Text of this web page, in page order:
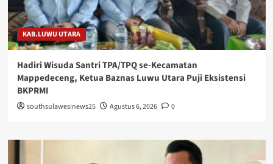
KAB.LUWU UTARA
Hadiri Wisuda Santri TPA/TPQ se-Kecamatan
Mappedeceng, Ketua Baznas Luwu Utara Puji Eksistensi
BKPRMI
southsulawesinews25 Agustus 6, 2026 0